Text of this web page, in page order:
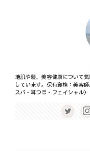
地肌や髪、美容健康について
しています。保有資格：美容
スパ・耳つぼ・フェイシャル)